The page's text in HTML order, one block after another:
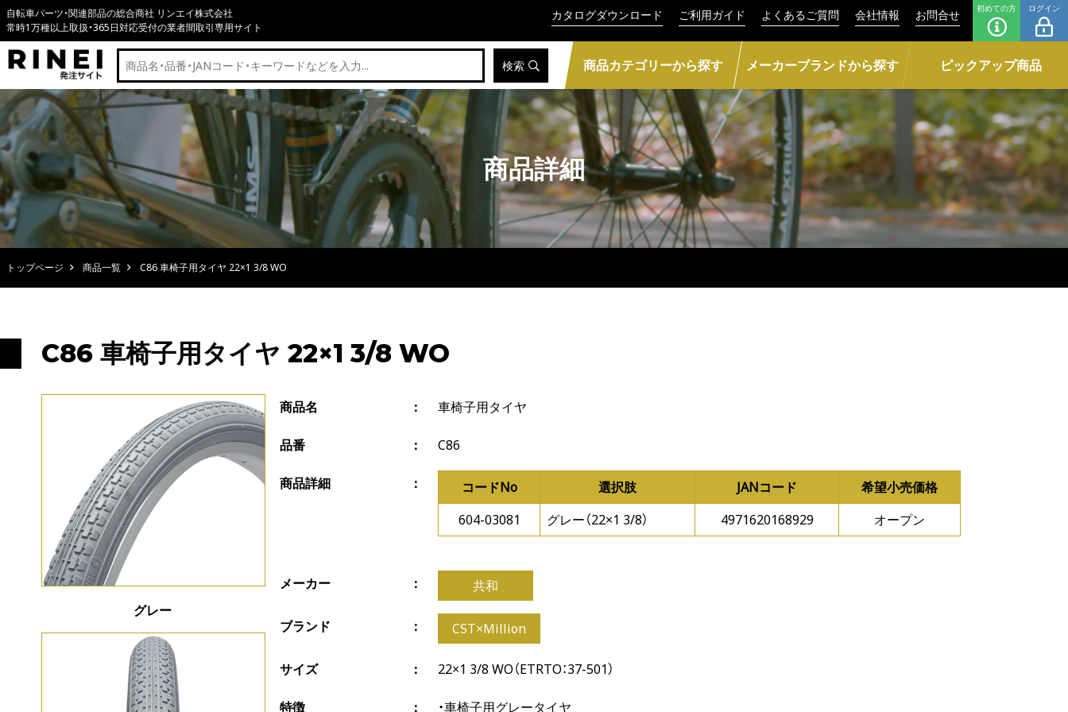
自転車パーツ・関連部品の総合商社 リンエイ株式会社
常時1万種以上取扱・365日対応受付の業者間取引専用サイト
カタログダウンロード ご利用ガイド よくあるご質問 会社情報 お問合せ 初めての方 ログイン
検索 商品カテゴリーから探す メーカーブランドから探す ピックアップ商品
商品詳細
トップページ 商品一覧 C86 車椅子用タイヤ 22×1 3/8 WO
C86 車椅子用タイヤ 22×1 3/8 WO
グレー
商品名 車椅子用タイヤ
品番 C86
商品詳細 コードNo 選択肢 JANコード
希望小売価格
604-03081
グレー（22×1 3/8） 4971620168929 オープン
メーカー 共和
ブランド CST×Million
サイズ 22×1 3/8 WO（ETRTO：37-501）
特徴 ・車椅子用グレータイヤ